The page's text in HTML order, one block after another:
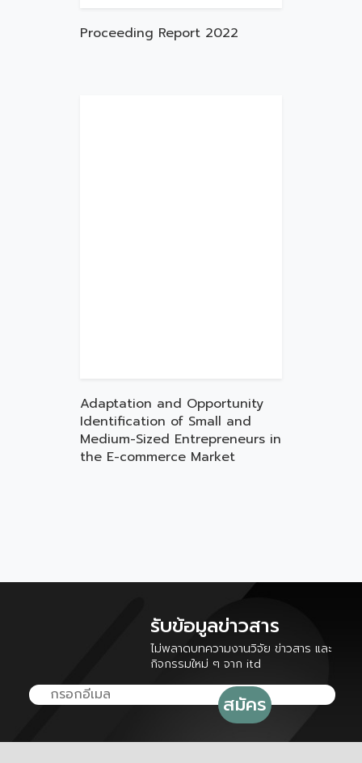
Proceeding Report 2022
Adaptation and Opportunity
Identification of Small and
Medium-Sized Entrepreneurs in
the E-commerce Market
รับข้อมูลข่าวสาร
ไม่พลาดบทความงานวิจัย ข่าวสาร และ
กิจกรรมใหม่ ๆ จาก itd